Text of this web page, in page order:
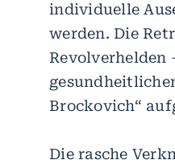
individuelle
werden. Die
Revolverhelden
Brockovich“
Die rasche